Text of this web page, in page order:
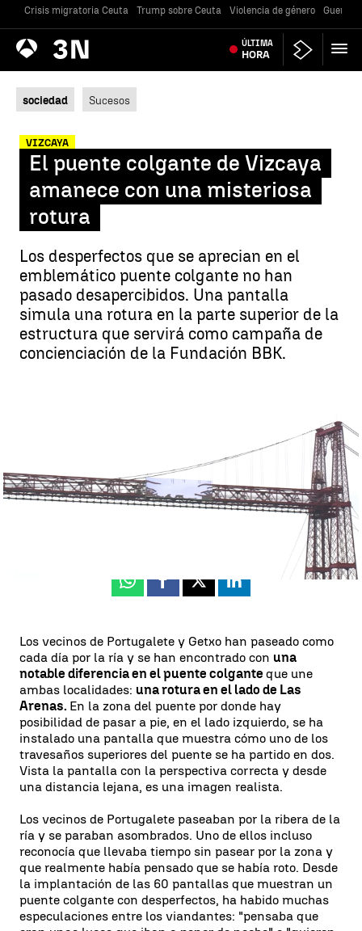
Crisis migratoria Ceuta Trump sobre Ceuta Violencia de género Guerra
Antena
3 Noticias ÚLTIMA
HORA
sociedad Sucesos
VIZCAYA
El puente colgante de Vizcaya
amanece con una misteriosa
rotura
Los desperfectos que se aprecian en el
emblemático puente colgante no han
pasado desapercibidos. Una pantalla
simula una rotura en la parte superior de la
estructura que servirá como campaña de
concienciación de la Fundación BBK.
Whatsapp
Facebook
X Linkedin
Los vecinos de Portugalete y Getxo han paseado como
cada día por la ría y se han encontrado con una
notable diferencia en el puente colgante que une
ambas localidades: una rotura en el lado de Las
Arenas. En la zona del puente por donde hay
posibilidad de pasar a pie, en el lado izquierdo, se ha
instalado una pantalla que muestra cómo uno de los
travesaños superiores del puente se ha partido en dos.
Vista la pantalla con la perspectiva correcta y desde
una distancia lejana, es una imagen realista.
Los vecinos de Portugalete paseaban por la ribera de la
ría y se paraban asombrados. Uno de ellos incluso
reconocía que llevaba tiempo sin pasear por la zona y
que realmente había pensado que se había roto. Desde
la implantación de las 60 pantallas que muestran un
puente colgante con desperfectos, ha habido muchas
especulaciones entre los viandantes: "pensaba que